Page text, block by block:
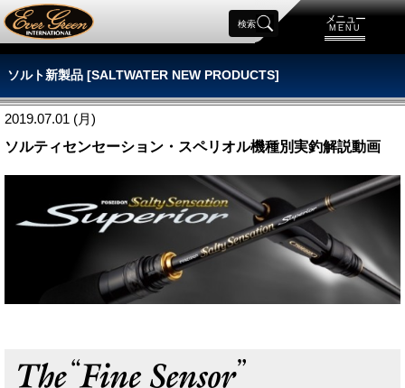
メニュー
MENU
検索
ソルト新製品 [SALTWATER NEW PRODUCTS]
2019.07.01 (月)
ソルティセンセーション・スペリオル機種別実釣解説動画